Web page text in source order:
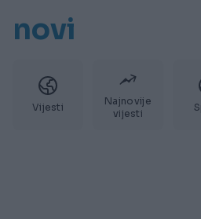
novi
Vijesti
Najnovije
vijesti